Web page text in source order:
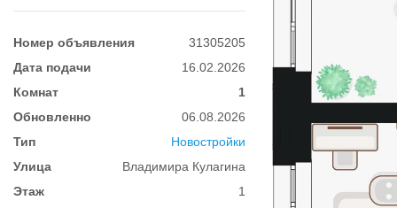
Номер объявления
31305205
Дата подачи
16.02.2026
Комнат
1
Обновленно
06.08.2026
Тип
Новостройки
Улица
Владимира Кулагина
Этаж
1